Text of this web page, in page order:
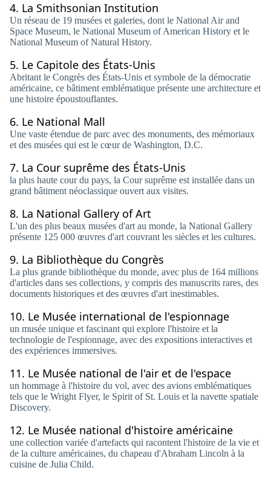
4. La Smithsonian Institution
Un réseau de 19 musées et galeries, dont le National Air and
Space Museum, le National Museum of American History et le
National Museum of Natural History.
5. Le Capitole des États-Unis
Abritant le Congrès des États-Unis et symbole de la démocratie
américaine, ce bâtiment emblématique présente une architecture et
une histoire époustouflantes.
6. Le National Mall
Une vaste étendue de parc avec des monuments, des mémoriaux
et des musées qui est le cœur de Washington, D.C.
7. La Cour suprême des États-Unis
la plus haute cour du pays, la Cour suprême est installée dans un
grand bâtiment néoclassique ouvert aux visites.
8. La National Gallery of Art
L'un des plus beaux musées d'art au monde, la National Gallery
présente 125 000 œuvres d'art couvrant les siècles et les cultures.
9. La Bibliothèque du Congrès
La plus grande bibliothèque du monde, avec plus de 164 millions
d'articles dans ses collections, y compris des manuscrits rares, des
documents historiques et des œuvres d'art inestimables.
10. Le Musée international de l'espionnage
un musée unique et fascinant qui explore l'histoire et la
technologie de l'espionnage, avec des expositions interactives et
des expériences immersives.
11. Le Musée national de l'air et de l'espace
un hommage à l'histoire du vol, avec des avions emblématiques
tels que le Wright Flyer, le Spirit of St. Louis et la navette spatiale
Discovery.
12. Le Musée national d'histoire américaine
une collection variée d'artefacts qui racontent l'histoire de la vie et
de la culture américaines, du chapeau d'Abraham Lincoln à la
cuisine de Julia Child.